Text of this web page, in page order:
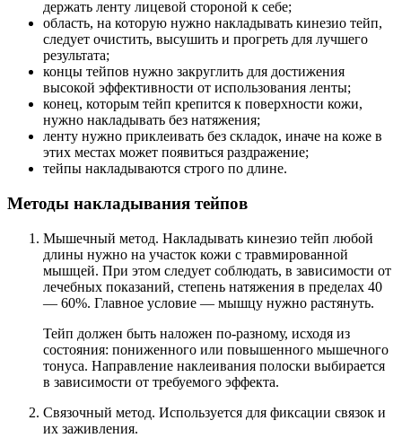
держать ленту лицевой стороной к себе;
область, на которую нужно накладывать кинезио тейп,
следует очистить, высушить и прогреть для лучшего
результата;
концы тейпов нужно закруглить для достижения
высокой эффективности от использования ленты;
конец, которым тейп крепится к поверхности кожи,
нужно накладывать без натяжения;
ленту нужно приклеивать без складок, иначе на коже в
этих местах может появиться раздражение;
тейпы накладываются строго по длине.
Методы накладывания тейпов
Мышечный метод. Накладывать кинезио тейп любой
длины нужно на участок кожи с травмированной
мышцей. При этом следует соблюдать, в зависимости от
лечебных показаний, степень натяжения в пределах 40
— 60%. Главное условие — мышцу нужно растянуть.
Тейп должен быть наложен по-разному, исходя из
состояния: пониженного или повышенного мышечного
тонуса. Направление наклеивания полоски выбирается
в зависимости от требуемого эффекта.
Связочный метод. Используется для фиксации связок и
их заживления.